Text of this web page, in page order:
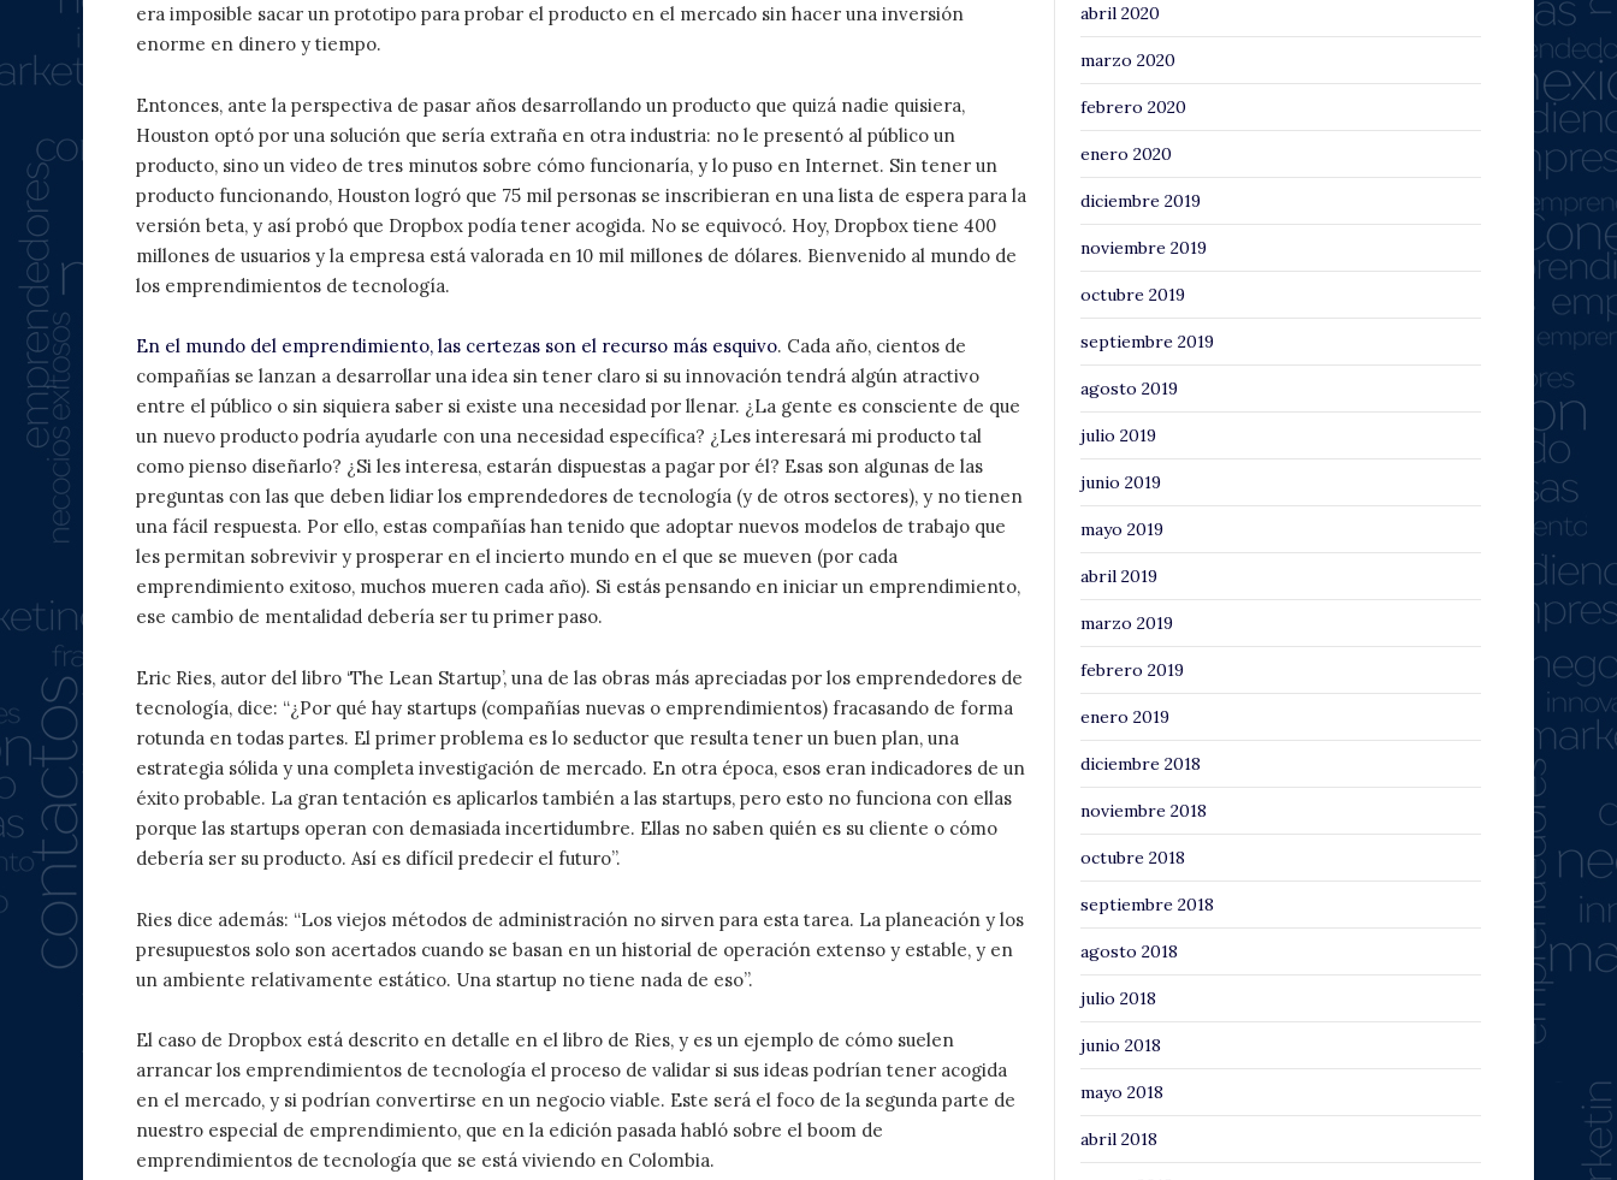
era imposible sacar un prototipo para probar el producto en el mercado sin hacer una inversión
enorme en dinero y tiempo.
Entonces, ante la perspectiva de pasar años desarrollando un producto que quizá nadie quisiera,
Houston optó por una solución que sería extraña en otra industria: no le presentó al público un
producto, sino un video de tres minutos sobre cómo funcionaría, y lo puso en Internet. Sin tener un
producto funcionando, Houston logró que 75 mil personas se inscribieran en una lista de espera para la
versión beta, y así probó que Dropbox podía tener acogida. No se equivocó. Hoy, Dropbox tiene 400
millones de usuarios y la empresa está valorada en 10 mil millones de dólares. Bienvenido al mundo de
los emprendimientos de tecnología.
En el mundo del emprendimiento, las certezas son el recurso más esquivo. Cada año, cientos de
compañías se lanzan a desarrollar una idea sin tener claro si su innovación tendrá algún atractivo
entre el público o sin siquiera saber si existe una necesidad por llenar. ¿La gente es consciente de que
un nuevo producto podría ayudarle con una necesidad específica? ¿Les interesará mi producto tal
como pienso diseñarlo? ¿Si les interesa, estarán dispuestas a pagar por él? Esas son algunas de las
preguntas con las que deben lidiar los emprendedores de tecnología (y de otros sectores), y no tienen
una fácil respuesta. Por ello, estas compañías han tenido que adoptar nuevos modelos de trabajo que
les permitan sobrevivir y prosperar en el incierto mundo en el que se mueven (por cada
emprendimiento exitoso, muchos mueren cada año). Si estás pensando en iniciar un emprendimiento,
ese cambio de mentalidad debería ser tu primer paso.
Eric Ries, autor del libro ‘The Lean Startup’, una de las obras más apreciadas por los emprendedores de
tecnología, dice: “¿Por qué hay startups (compañías nuevas o emprendimientos) fracasando de forma
rotunda en todas partes. El primer problema es lo seductor que resulta tener un buen plan, una
estrategia sólida y una completa investigación de mercado. En otra época, esos eran indicadores de un
éxito probable. La gran tentación es aplicarlos también a las startups, pero esto no funciona con ellas
porque las startups operan con demasiada incertidumbre. Ellas no saben quién es su cliente o cómo
debería ser su producto. Así es difícil predecir el futuro”.
Ries dice además: “Los viejos métodos de administración no sirven para esta tarea. La planeación y los
presupuestos solo son acertados cuando se basan en un historial de operación extenso y estable, y en
un ambiente relativamente estático. Una startup no tiene nada de eso”.
El caso de Dropbox está descrito en detalle en el libro de Ries, y es un ejemplo de cómo suelen
arrancar los emprendimientos de tecnología el proceso de validar si sus ideas podrían tener acogida
en el mercado, y si podrían convertirse en un negocio viable. Este será el foco de la segunda parte de
nuestro especial de emprendimiento, que en la edición pasada habló sobre el boom de
emprendimientos de tecnología que se está viviendo en Colombia.
abril 2020
marzo 2020
febrero 2020
enero 2020
diciembre 2019
noviembre 2019
octubre 2019
septiembre 2019
agosto 2019
julio 2019
junio 2019
mayo 2019
abril 2019
marzo 2019
febrero 2019
enero 2019
diciembre 2018
noviembre 2018
octubre 2018
septiembre 2018
agosto 2018
julio 2018
junio 2018
mayo 2018
abril 2018